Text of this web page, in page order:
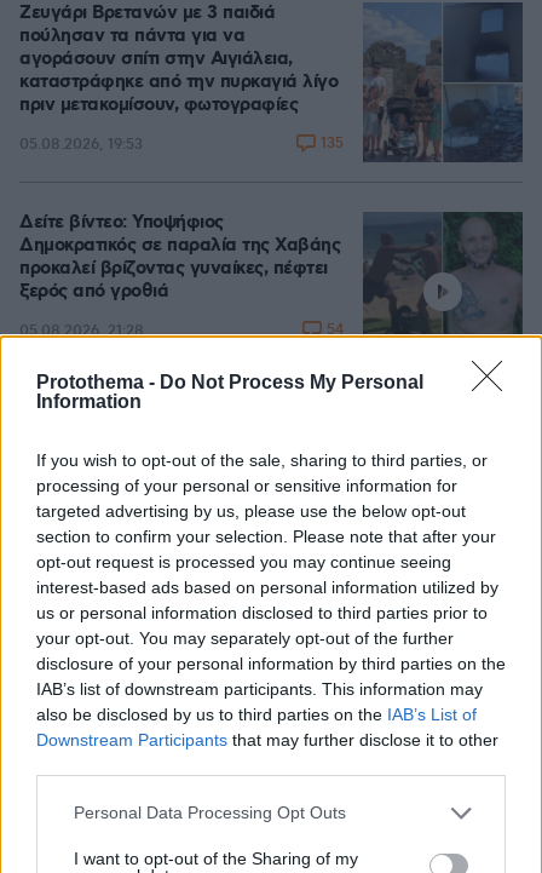
Protothema - Do Not Process My Personal
Information
If you wish to opt-out of the sale, sharing to third parties, or
processing of your personal or sensitive information for
targeted advertising by us, please use the below opt-out
section to confirm your selection. Please note that after your
opt-out request is processed you may continue seeing
interest-based ads based on personal information utilized by
us or personal information disclosed to third parties prior to
your opt-out. You may separately opt-out of the further
disclosure of your personal information by third parties on the
IAB’s list of downstream participants. This information may
also be disclosed by us to third parties on the IAB’s List of
Downstream Participants that may further disclose it to other
Please note that this website/app uses one or more Google
not limited to your visit or usage behaviour. You may click to
Personal Data Processing Opt Outs
I want to opt-out of the Sharing of my
Ζευγάρι Βρετανών με 3 παιδιά
πούλησαν τα πάντα για να
αγοράσουν σπίτι στην Αιγιάλεια,
καταστράφηκε από την πυρκαγιά λίγο
πριν μετακομίσουν, φωτογραφίες
05.08.2026, 19:53 135
Δείτε βίντεο: Υποψήφιος
Δημοκρατικός σε παραλία της Χαβάης
προκαλεί βρίζοντας γυναίκες, πέφτει
ξερός από γροθιά
05.08.2026, 21:28 54
μπαρ στην Κολομβία: Η γυναίκα
προσπάθησε να προστατεύσει τον
άνδρα της, ήταν γονείς 6χρονου
κοριτσιού, δείτε βίντεο
πριν 43 λεπτά 1
Αμπντούλ Ελ Σαγέντ: Ο
μουσουλμάνος γιατρός από το
Μίσιγκαν που κέρδισε το χρίσμα των
Δημοκρατικών, κόντρα στο ισχυρό
ισραηλινό λόμπι
05.08.2026, 19:24 182
Στα decks της Μυκόνου: Οι διάσημοι